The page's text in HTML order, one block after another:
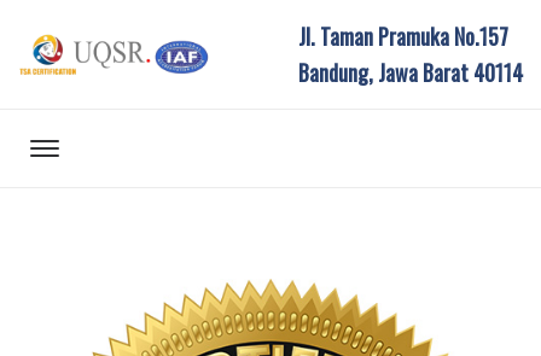
Jl. Taman Pramuka No.157
Bandung, Jawa Barat 40114